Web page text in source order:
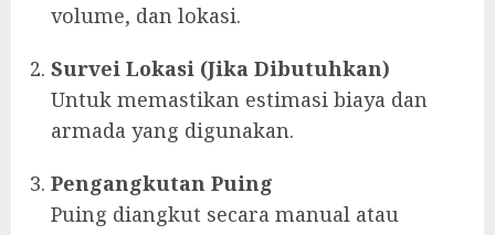
volume, dan lokasi.
Survei Lokasi (Jika Dibutuhkan)
Untuk memastikan estimasi biaya dan
armada yang digunakan.
Pengangkutan Puing
Puing diangkut secara manual atau